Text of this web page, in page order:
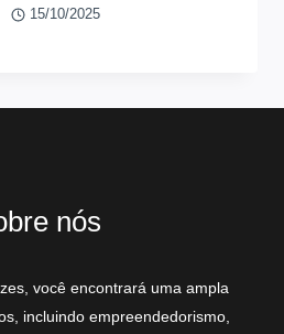
15/10/2025
nós
você encontrará uma ampla
incluindo empreendedorismo,